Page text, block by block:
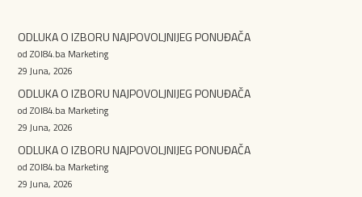
ODLUKA O IZBORU NAJPOVOLJNIJEG PONUĐAČA
od ZOI84.ba Marketing
29 Juna, 2026
ODLUKA O IZBORU NAJPOVOLJNIJEG PONUĐAČA
od ZOI84.ba Marketing
29 Juna, 2026
ODLUKA O IZBORU NAJPOVOLJNIJEG PONUĐAČA
od ZOI84.ba Marketing
29 Juna, 2026